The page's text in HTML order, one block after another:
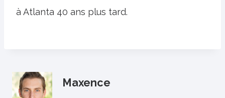
à Atlanta 40 ans plus tard.
Maxence